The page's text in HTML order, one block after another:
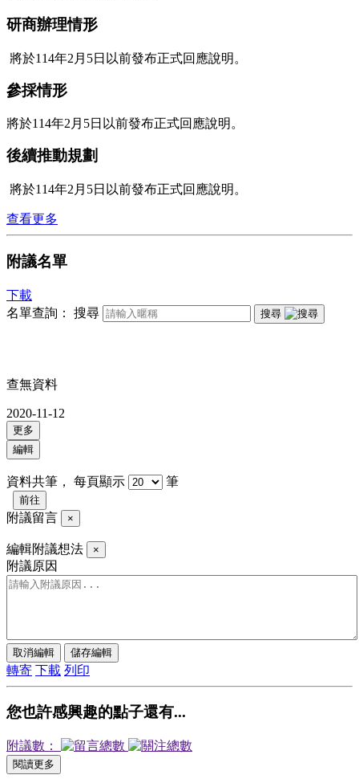
研商辦理情形
將於114年2月5日以前發布正式回應說明。
參採情形
將於114年2月5日以前發布正式回應說明。
後續推動規劃
將於114年2月5日以前發布正式回應說明。
查看更多
附議名單
下載
名單查詢：
搜尋 搜尋
查無資料
2020-11-12
更多
編輯
資料共筆， 每頁顯示 筆
前往
附議留言 ×
編輯附議想法 ×
附議原因
取消編輯 儲存編輯
轉寄 下載 列印
您也許感興趣的點子還有...
附議數：
閱讀更多